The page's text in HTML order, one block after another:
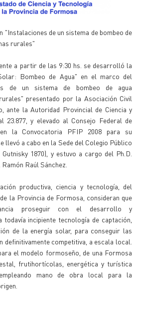
"Instalaciones de un sistema de bombeo de
rurales"
a partir de las 9:30 hs. se desarrolló la
Bombeo de Agua" en el marco del
de un sistema de bombeo de agua
presentado por la Asociación Civil
ante la Autoridad Provincial de Ciencia y
23.877, y elevado al Consejo Federal de
la Convocatoria PFIP 2008 para su
llevó a cabo en la Sede del Colegio Público
1870), y estuvo a cargo del Ph.D.
Ramón Raúl Sánchez.
productiva, ciencia y tecnología, del
la Provincia de Formosa, consideran que
proseguir con el desarrollo y
incipiente tecnología de captación,
de la energía solar, para conseguir las
definitivamente competitiva, a escala local.
el modelo formoseño, de una Formosa
frutihortícolas, energética y turística
mano de obra local para la